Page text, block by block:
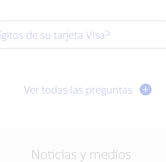
de su tarjeta Visa?
Ver todas las preguntas
Noticias y medios